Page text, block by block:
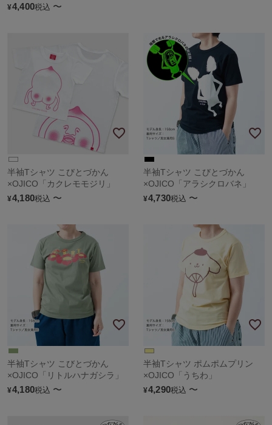
¥4,400税込 〜
半袖Tシャツ こびとづかん
×OJICO「カクレモモジリ」
¥4,180税込 〜
半袖Tシャツ こびとづかん
×OJICO「アラシクロバネ」
¥4,730税込 〜
半袖Tシャツ こびとづかん
×OJICO「リトルハナガシラ」
¥4,180税込 〜
半袖Tシャツ ポムポムプリン
×OJICO「うちわ」
¥4,290税込 〜